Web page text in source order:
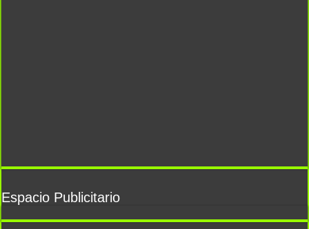
Espacio Publicitario